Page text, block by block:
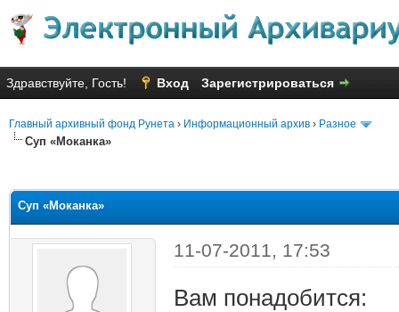
Здравствуйте, Гость! Вход Зарегистрироваться
Главный архивный фонд Рунета › Информационный архив › Разное
Суп «Моканка»
Суп «Моканка»
11-07-2011, 17:53
Вам понадобится: